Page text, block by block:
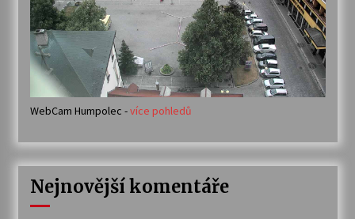
WebCam Humpolec -více pohledů
Nejnovější komentáře